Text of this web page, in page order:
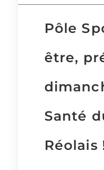
Pôle
être,
Santé
Réolais